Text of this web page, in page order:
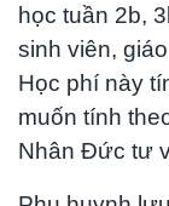
học tuần 2b,
sinh viên,
Học phí này
muốn tính
Nhân Đức tư